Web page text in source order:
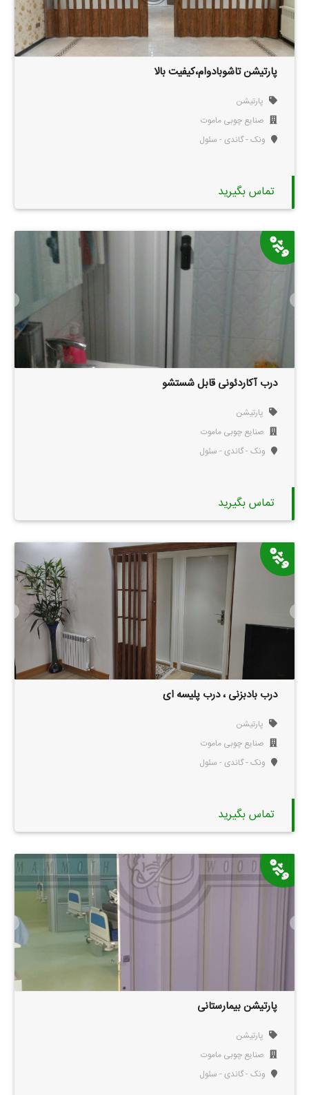
پارتیشن تاشوبادوام،کیفیت بالا
پارتیشن
صنایع چوبی ماموت
ونک - گاندی - سئول
تماس بگیرید
درب آکاردئونی قابل شستشو
پارتیشن
صنایع چوبی ماموت
ونک - گاندی - سئول
تماس بگیرید
درب بادبزنی ، درب پلیسه ای
پارتیشن
صنایع چوبی ماموت
ونک - گاندی - سئول
تماس بگیرید
پارتیشن بیمارستانی
پارتیشن
صنایع چوبی ماموت
ونک - گاندی - سئول